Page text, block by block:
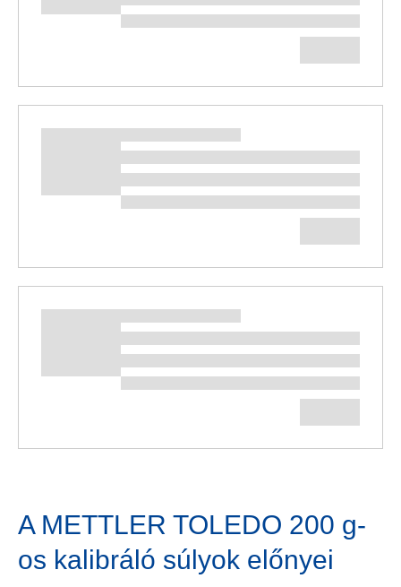
A METTLER TOLEDO 200 g-
os kalibráló súlyok előnyei